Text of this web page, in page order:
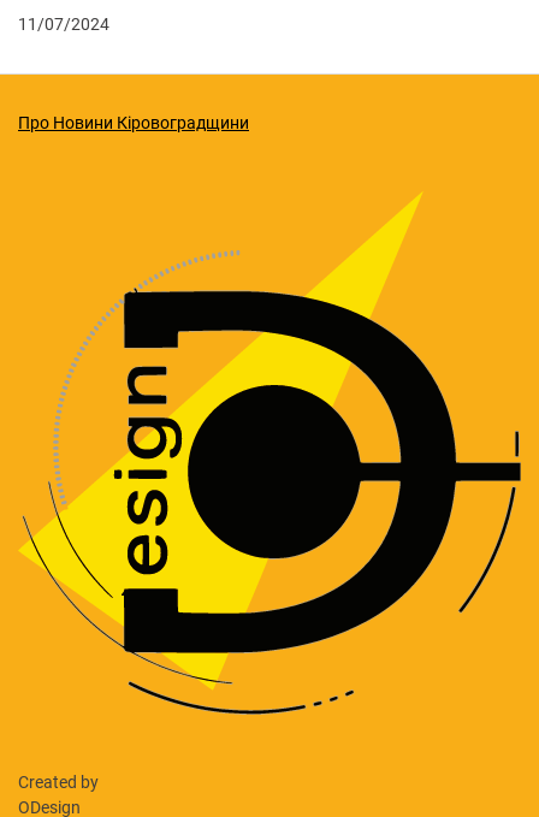
11/07/2024
Про Новини Кіровоградщини
Created by
ODesign